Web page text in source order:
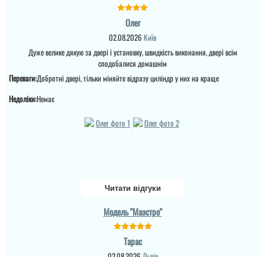
Чудова модель дверей,
зовні МДФ в квартиру,
щоб було надійніше до
Олег
02.08.2026 Київ
Дуже велике дякую за двері і установку, швидкість виконання, двері всім
сподобалися домашнім
Переваги:Добротні двері, тільки міняйте відразу циліндр у них на краще
Недоліки:Немає
Читати відгуки
Модель "Маэстро"
Тарас